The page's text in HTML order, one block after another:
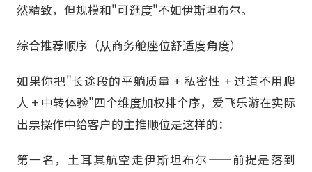
然精致，但规模和"可逛度"不如伊斯坦布尔。
综合推荐顺序（从商务舱座位舒适度角度）
如果你把"长途段的平躺质量 + 私密性 + 过道不用爬
人 + 中转体验"四个维度加权排个序，爱飞乐游在实际
出票操作中给客户的主推顺位是这样的：
第一名，土耳其航空走伊斯坦布尔——前提是落到